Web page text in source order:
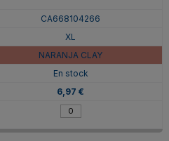
CA668104266
XL
NARANJA CLAY
En stock
6,97 €